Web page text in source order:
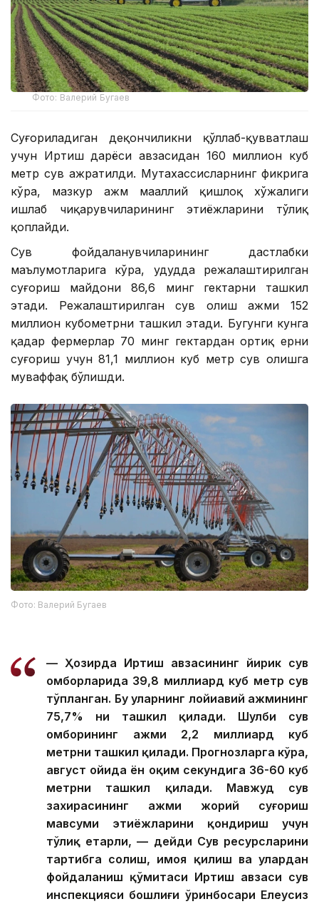
Фото: Валерий Бугаев
Суғориладиган деҳқончиликни қўллаб-қувватлаш
учун Иртиш дарёси ҳавзасидан 160 миллион куб
метр сув ажратилди. Мутахассисларнинг фикрига
кўра, мазкур ҳажм маҳаллий қишлоқ хўжалиги
ишлаб чиқарувчиларининг эҳтиёжларини тўлиқ
қоплайди.
Сув фойдаланувчиларининг дастлабки
маълумотларига кўра, ҳудудда режалаштирилган
суғориш майдони 86,6 минг гектарни ташкил
этади. Режалаштирилган сув олиш ҳажми 152
миллион кубометрни ташкил этади. Бугунги кунга
қадар фермерлар 70 минг гектардан ортиқ ерни
суғориш учун 81,1 миллион куб метр сув олишга
муваффақ бўлишди.
Фото: Валерий Бугаев
— Ҳозирда Иртиш ҳавзасининг йирик сув
омборларида 39,8 миллиард куб метр сув
тўпланган. Бу уларнинг лойиҳавий ҳажмининг
75,7% ни ташкил қилади. Шулби сув
омборининг ҳажми 2,2 миллиард куб
метрни ташкил қилади. Прогнозларга кўра,
август ойида ён оқим секундига 36-60 куб
метрни ташкил қилади. Мавжуд сув
захирасининг ҳажми жорий суғориш
мавсуми эҳтиёжларини қондириш учун
тўлиқ етарли, — дейди Сув ресурсларини
тартибга солиш, ҳимоя қилиш ва улардан
фойдаланиш қўмитаси Иртиш ҳавзаси сув
инспекцияси бошлиғи ўринбосари Елеусиз